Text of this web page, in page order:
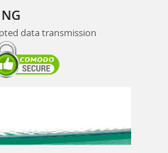
data transmission